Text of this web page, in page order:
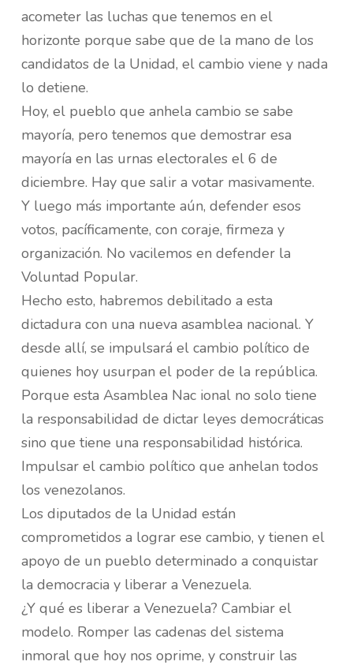
acometer las luchas que tenemos en el
horizonte porque sabe que de la mano de los
candidatos de la Unidad, el cambio viene y nada
lo detiene.
Hoy, el pueblo que anhela cambio se sabe
mayoría, pero tenemos que demostrar esa
mayoría en las urnas electorales el 6 de
diciembre. Hay que salir a votar masivamente.
Y luego más importante aún, defender esos
votos, pacíficamente, con coraje, firmeza y
organización. No vacilemos en defender la
Voluntad Popular.
Hecho esto, habremos debilitado a esta
dictadura con una nueva asamblea nacional. Y
desde allí, se impulsará el cambio político de
quienes hoy usurpan el poder de la república.
Porque esta Asamblea Nac ional no solo tiene
la responsabilidad de dictar leyes democráticas
sino que tiene una responsabilidad histórica.
Impulsar el cambio político que anhelan todos
los venezolanos.
Los diputados de la Unidad están
comprometidos a lograr ese cambio, y tienen el
apoyo de un pueblo determinado a conquistar
la democracia y liberar a Venezuela.
¿Y qué es liberar a Venezuela? Cambiar el
modelo. Romper las cadenas del sistema
inmoral que hoy nos oprime, y construir las